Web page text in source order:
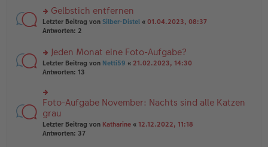
tr
a
g
e
n
er
tr
a
g
n
g
el
e
n
er
tr
a
g
rs
te
n
g
el
e
n
er
B
ei
tr
Gelbstich entfernen
Letzter Beitrag von Silber-Distel « 01.04.2023, 08:37
Antworten: 2
rs
te
u
n
g
el
es
e
Jeden Monat eine Foto-Aufgabe?
Letzter Beitrag von Netti59 « 21.02.2023, 14:30
Antworten: 13
rs
te
r
u
n
Foto-Aufgabe November: Nachts sind alle Katzen
grau
Letzter Beitrag von Katharine « 12.12.2022, 11:18
Antworten: 37